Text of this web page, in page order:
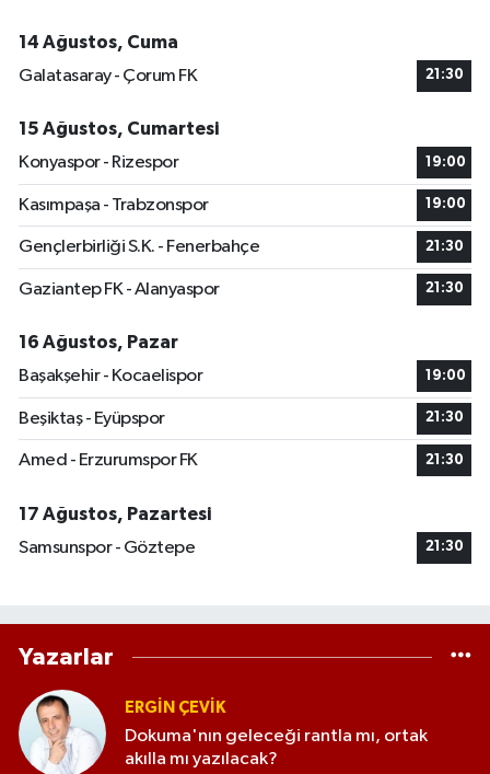
14 Ağustos, Cuma
Galatasaray - Çorum FK
21:30
15 Ağustos, Cumartesi
Konyaspor - Rizespor
19:00
Kasımpaşa - Trabzonspor 19:00
Gençlerbirliği S.K. - Fenerbahçe 21:30
Gaziantep FK - Alanyaspor 21:30
16 Ağustos, Pazar
Başakşehir - Kocaelispor
19:00
Beşiktaş - Eyüpspor 21:30
Amed - Erzurumspor FK 21:30
17 Ağustos, Pazartesi
Samsunspor - Göztepe
21:30
Yazarlar
ERGIN ÇEVİK
Dokuma'nın geleceği rantla mı, ortak
akılla mı yazılacak?